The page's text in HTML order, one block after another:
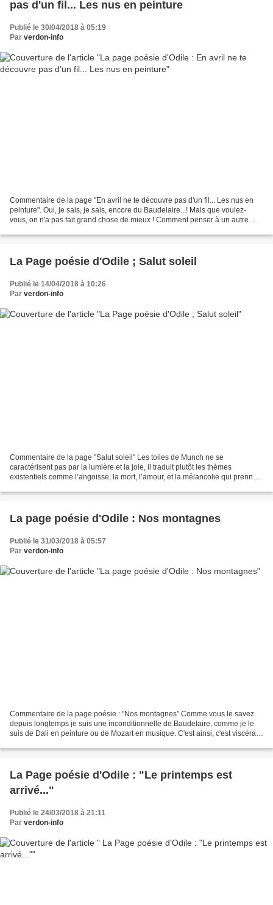
pas d'un fil... Les nus en peinture
Publié le 30/04/2018 à 05:19
Par verdon-info
Commentaire de la page "En avril ne te découvre pas d'un fil... Les nus en
peinture". Oui, je sais, je sais, encore du Baudelaire...! Mais que voulez-
vous, on n'a pas fait grand chose de mieux ! Comment penser à un autre
La Page poésie d'Odile ; Salut soleil
Publié le 14/04/2018 à 10:26
Par verdon-info
Commentaire de la page "Salut soleil" Les toiles de Munch ne se
caractérisent pas par la lumière et la joie, il traduit plutôt les thèmes
existentiels comme l’angoisse, la mort, l’amour, et la mélancolie qui prennent
La page poésie d'Odile : Nos montagnes
Publié le 31/03/2018 à 05:57
Par verdon-info
Commentaire de la page poésie : "Nos montagnes" Comme vous le savez
depuis longtemps je suis une inconditionnelle de Baudelaire, comme je le
suis de Dali en peinture ou de Mozart en musique. C'est ainsi, c'est viscéral,
La Page poésie d'Odile : "Le printemps est
arrivé..."
Publié le 24/03/2018 à 21:11
Par verdon-info